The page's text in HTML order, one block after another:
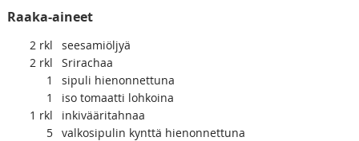
Raaka-aineet
2 rkl
seesamiöljyä
2 rkl
Srirachaa
1
sipuli hienonnettuna
1
iso tomaatti lohkoina
1 rkl
inkivääritahnaa
5 valkosipulin kynttä hienonnettuna